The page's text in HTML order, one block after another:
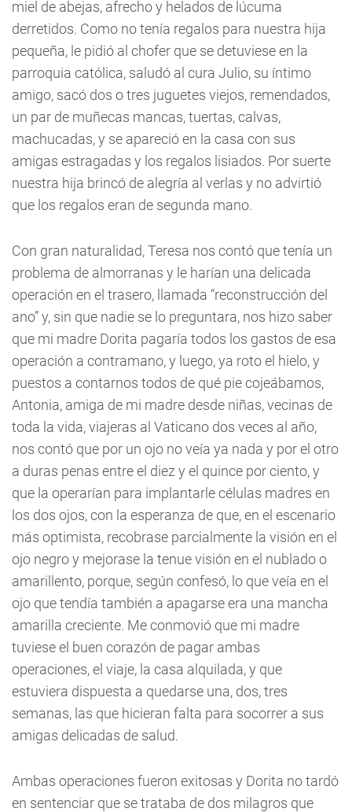
miel de abejas, afrecho y helados de lúcuma
derretidos. Como no tenía regalos para nuestra hija
pequeña, le pidió al chofer que se detuviese en la
parroquia católica, saludó al cura Julio, su íntimo
amigo, sacó dos o tres juguetes viejos, remendados,
un par de muñecas mancas, tuertas, calvas,
machucadas, y se apareció en la casa con sus
amigas estragadas y los regalos lisiados. Por suerte
nuestra hija brincó de alegría al verlas y no advirtió
que los regalos eran de segunda mano.
Con gran naturalidad, Teresa nos contó que tenía un
problema de almorranas y le harían una delicada
operación en el trasero, llamada “reconstrucción del
ano” y, sin que nadie se lo preguntara, nos hizo saber
que mi madre Dorita pagaría todos los gastos de esa
operación a contramano, y luego, ya roto el hielo, y
puestos a contarnos todos de qué pie cojeábamos,
Antonia, amiga de mi madre desde niñas, vecinas de
toda la vida, viajeras al Vaticano dos veces al año,
nos contó que por un ojo no veía ya nada y por el otro
a duras penas entre el diez y el quince por ciento, y
que la operarían para implantarle células madres en
los dos ojos, con la esperanza de que, en el escenario
más optimista, recobrase parcialmente la visión en el
ojo negro y mejorase la tenue visión en el nublado o
amarillento, porque, según confesó, lo que veía en el
ojo que tendía también a apagarse era una mancha
amarilla creciente. Me conmovió que mi madre
tuviese el buen corazón de pagar ambas
operaciones, el viaje, la casa alquilada, y que
estuviera dispuesta a quedarse una, dos, tres
semanas, las que hicieran falta para socorrer a sus
amigas delicadas de salud.
Ambas operaciones fueron exitosas y Dorita no tardó
en sentenciar que se trataba de dos milagros que